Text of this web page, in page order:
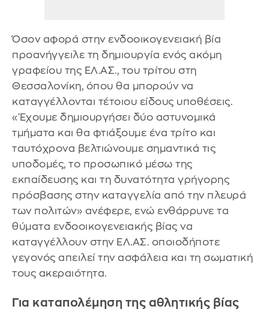
Όσον αφορά στην ενδοοικογενειακή βία
προανήγγειλε τη δημιουργία ενός ακόμη
γραφείου της ΕΛ.ΑΣ., του τρίτου στη
Θεσσαλονίκη, όπου θα μπορούν να
καταγγέλλονται τέτοιου είδους υποθέσεις.
«Έχουμε δημιουργήσει δύο αστυνομικά
τμήματα και θα φτιάξουμε ένα τρίτο και
ταυτόχρονα βελτιώνουμε σημαντικά τις
υποδομές, το προσωπικό μέσω της
εκπαίδευσης και τη δυνατότητα γρήγορης
πρόσβασης στην καταγγελία από την πλευρά
των πολιτών» ανέφερε, ενώ ενθάρρυνε τα
θύματα ενδοοικογενειακής βίας να
καταγγέλλουν στην ΕΛ.ΑΣ. οποιοδήποτε
γεγονός απειλεί την ασφάλεια και τη σωματική
τους ακεραιότητα.
Για καταπολέμηση της αθλητικής βίας